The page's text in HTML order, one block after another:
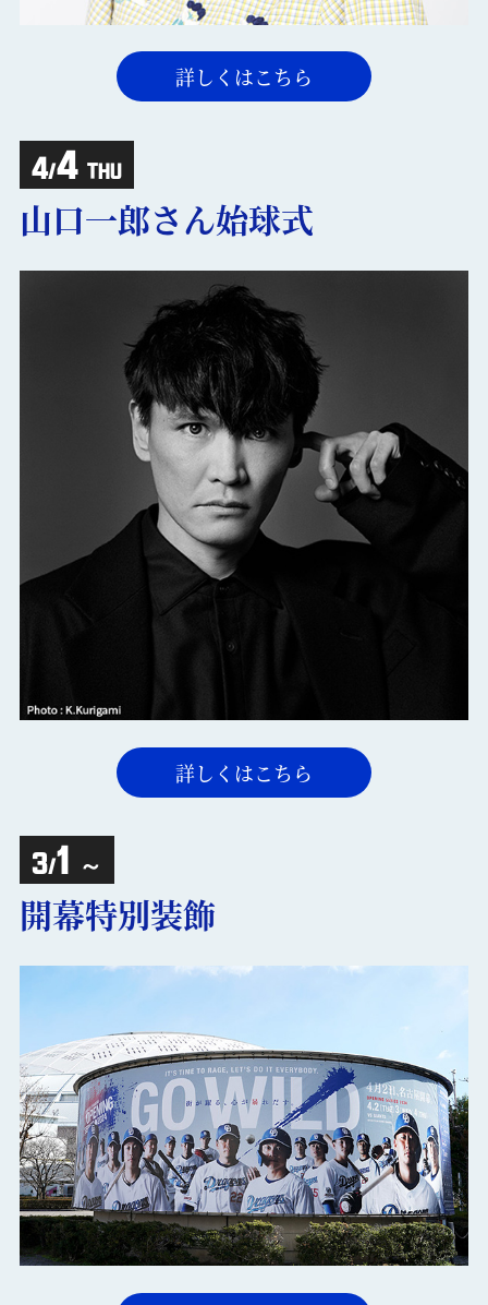
詳しくはこちら
4/4 THU
山口一郎さん始球式
詳しくはこちら
3/1 ～
開幕特別装飾